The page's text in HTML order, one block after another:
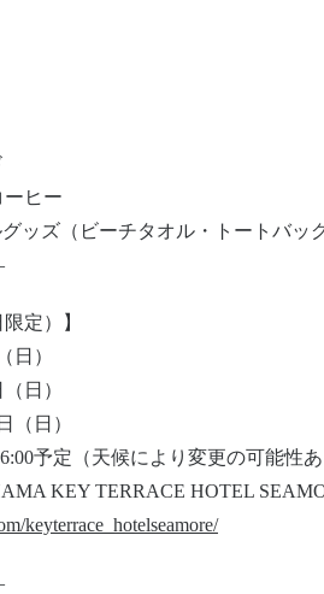
ーヒー
ッズ（ビーチタオル・トートバッ
定）】
日）
日）
（日）
予定（天候により変更の可能性あ
KEY TERRACE HOTEL
keyterrace_hotelseamore/